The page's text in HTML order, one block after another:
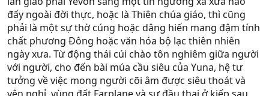
đấy ngoài đời thực, hoặc là Thiên chúa giáo, thì cũng
phải là một sự thờ cúng hoặc dâng hiến mang đậm tính
chất phương Đông hoặc văn hóa bộ lạc thiên nhiên
ngày xưa. Từ động thái cúi chào tôn nghiêm giữa người
với người, cho đến bài múa cầu siêu của Yuna, hệ tư
tưởng về việc mong người cõi âm được siêu thoát và